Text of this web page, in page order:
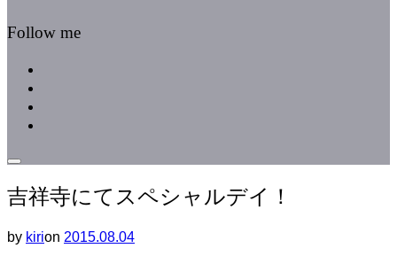
Follow me
サ
イ
ド
ー
と
吉祥寺にてスペシャルデイ！
by kirion 投
2015.08.04